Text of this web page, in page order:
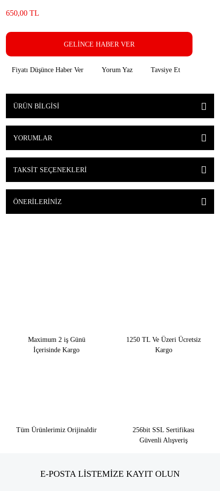
650,00 TL
GELİNCE HABER VER
Fiyatı Düşünce Haber Ver Yorum Yaz Tavsiye Et
ÜRÜN BILGISI
YORUMLAR
TAKSIT SEÇENEKLERI
ÖNERILERINIZ
Maximum 2 iş Günü
İçerisinde Kargo
1250 TL Ve Üzeri Ücretsiz
Kargo
Tüm Ürünlerimiz Orijinaldir
256bit SSL Sertifikası
Güvenli Alışveriş
E-POSTA LİSTEMİZE KAYIT OLUN